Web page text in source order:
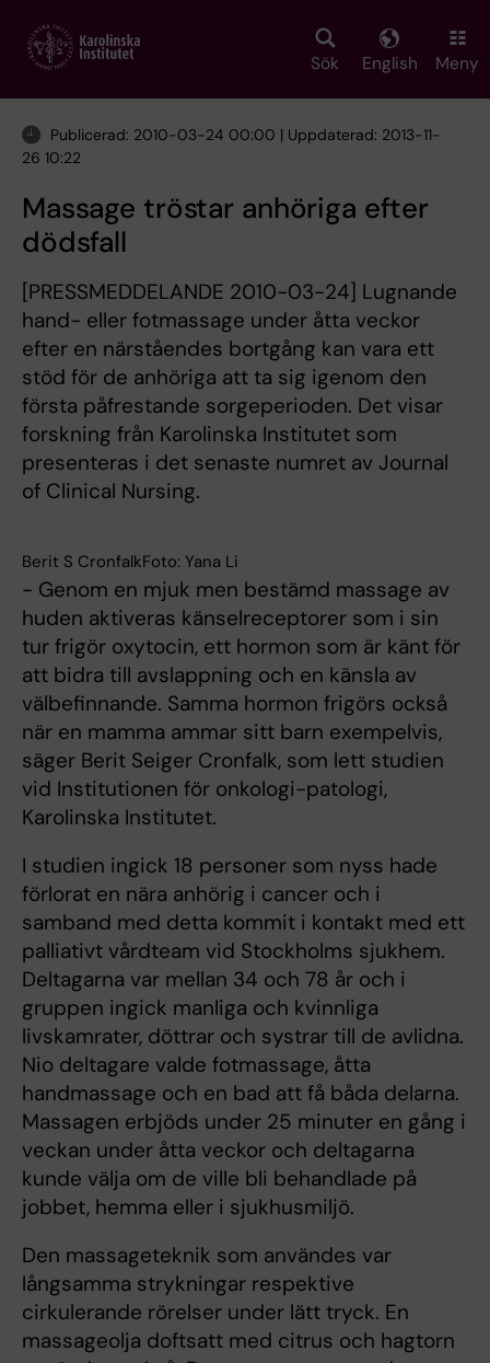
main
Sök English Meny
Publicerad: 2010-03-24 00:00 | Uppdaterad: 2013-11-
26 10:22
Massage tröstar anhöriga efter
dödsfall
[PRESSMEDDELANDE 2010-03-24] Lugnande
hand- eller fotmassage under åtta veckor
efter en närståendes bortgång kan vara ett
stöd för de anhöriga att ta sig igenom den
första påfrestande sorgeperioden. Det visar
forskning från Karolinska Institutet som
presenteras i det senaste numret av Journal
of Clinical Nursing.
Berit S CronfalkFoto: Yana Li
- Genom en mjuk men bestämd massage av
huden aktiveras känselreceptorer som i sin
tur frigör oxytocin, ett hormon som är känt för
att bidra till avslappning och en känsla av
välbefinnande. Samma hormon frigörs också
när en mamma ammar sitt barn exempelvis,
säger Berit Seiger Cronfalk, som lett studien
vid Institutionen för onkologi-patologi,
Karolinska Institutet.
I studien ingick 18 personer som nyss hade
förlorat en nära anhörig i cancer och i
samband med detta kommit i kontakt med ett
palliativt vårdteam vid Stockholms sjukhem.
Deltagarna var mellan 34 och 78 år och i
gruppen ingick manliga och kvinnliga
livskamrater, döttrar och systrar till de avlidna.
Nio deltagare valde fotmassage, åtta
handmassage och en bad att få båda delarna.
Massagen erbjöds under 25 minuter en gång i
veckan under åtta veckor och deltagarna
kunde välja om de ville bli behandlade på
jobbet, hemma eller i sjukhusmiljö.
Den massageteknik som användes var
långsamma strykningar respektive
cirkulerande rörelser under lätt tryck. En
massageolja doftsatt med citrus och hagtorn